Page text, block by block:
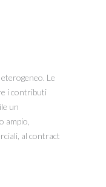
Le
i contributi
un
ampio,
al contract